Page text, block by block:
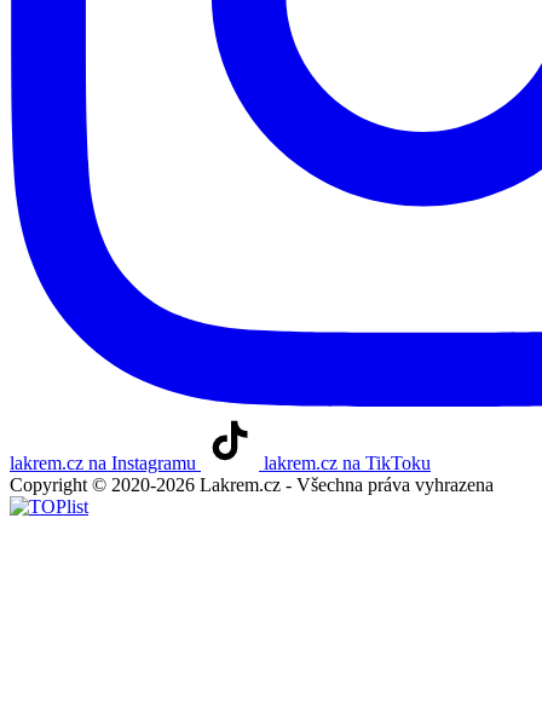
lakrem.cz na Instagramu
lakrem.cz na TikToku
Copyright © 2020-2026 Lakrem.cz - Všechna práva vyhrazena